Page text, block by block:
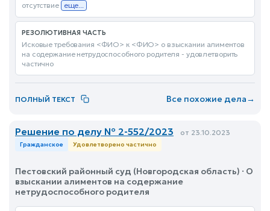
отсутствие еще...
РЕЗОЛЮТИВНАЯ ЧАСТЬ
Исковые требования <ФИО> к <ФИО> о взыскании алиментов
на содержание нетрудоспособного родителя - удовлетворить
частично
ПОЛНЫЙ ТЕКСТ Все похожие дела→
Решение по делу № 2-552/2023 от 23.10.2023
Гражданское Удовлетворено частично
Пестовский районный суд (Новгородская область) · О
взыскании алиментов на содержание
нетрудоспособного родителя